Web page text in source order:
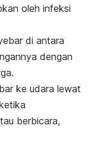
oleh infeksi
di antara
dengan
ke udara lewat
berbicara,